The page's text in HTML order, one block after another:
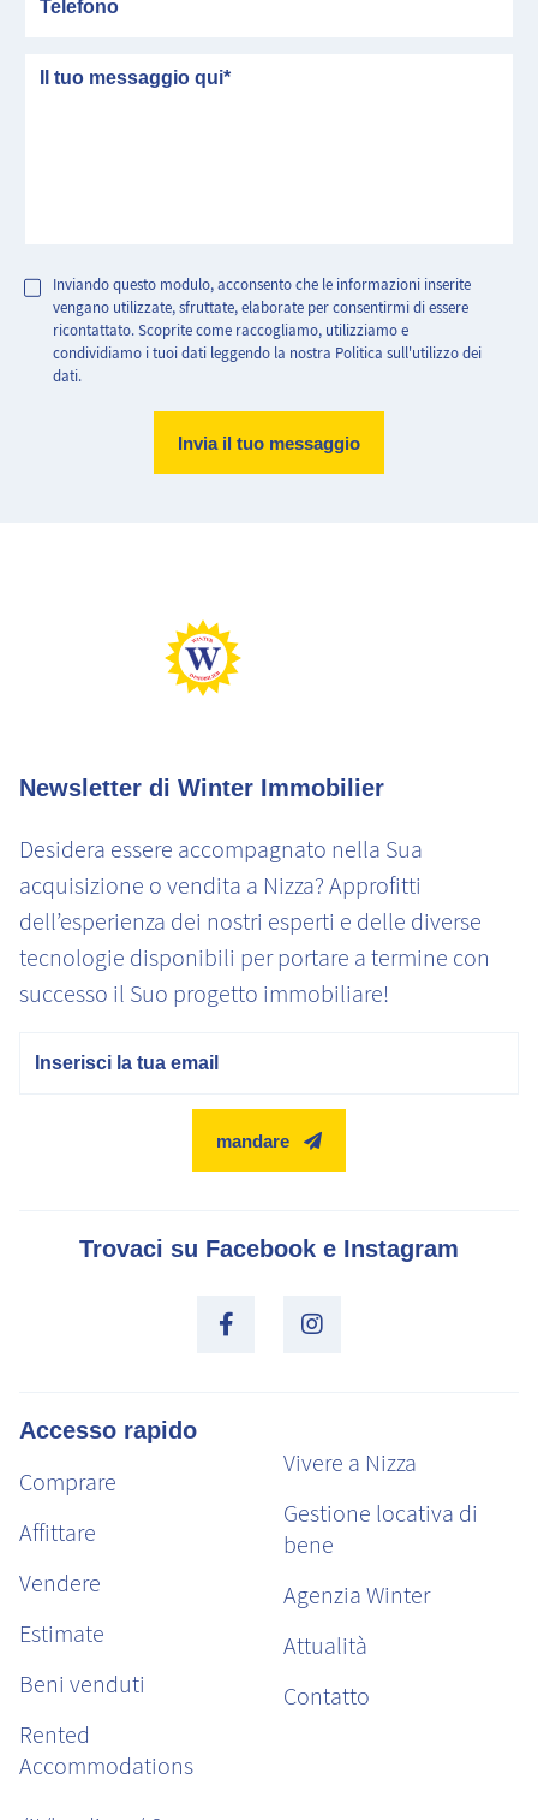
messaggio
Inviando questo modulo, acconsento che le informazioni inserite
vengano utilizzate, sfruttate, elaborate per consentirmi di essere
ricontattato. Scoprite come raccogliamo, utilizziamo e
condividiamo i tuoi dati leggendo la nostra Politica sull'utilizzo dei
dati.
Emissioni di CO2 molto elevate
Newsletter di Winter Immobilier
Desidera essere accompagnato nella Sua
acquisizione o vendita a Nizza? Approfitti
dell’esperienza dei nostri esperti e delle diverse
tecnologie disponibili per portare a termine con
successo il Suo progetto immobiliare!
mandare
Trovaci su Facebook e Instagram
Accesso rapido
Comprare
Affittare
Vendere
Estimate
Beni venduti
Rented
Accommodations
Vivere a Nizza
Gestione locativa di
bene
Agenzia Winter
Attualità
Contatto